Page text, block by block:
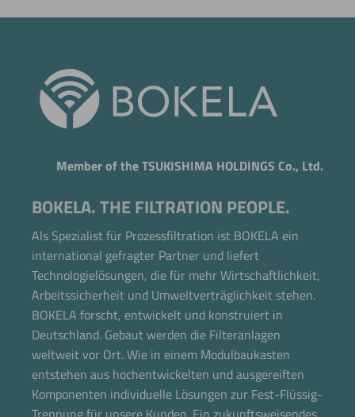
Member of the TSUKISHIMA HOLDINGS Co., Ltd.
BOKELA. THE FILTRATION PEOPLE.
Als Spezialist für Prozessfiltration ist BOKELA ein
international gefragter Partner und liefert
Technologielösungen, die für mehr Wirtschaftlichkeit,
Arbeitssicherheit und Umweltverträglichkeit stehen.
BOKELA forscht, entwickelt und konstruiert in
Deutschland. Gebaut werden die Filteranlagen
weltweit vor Ort. Wie in einem Modulbaukasten
entstehen aus hochentwickelten und ausgereiften
Komponenten individuelle Lösungen zur Fest-Flüssig-